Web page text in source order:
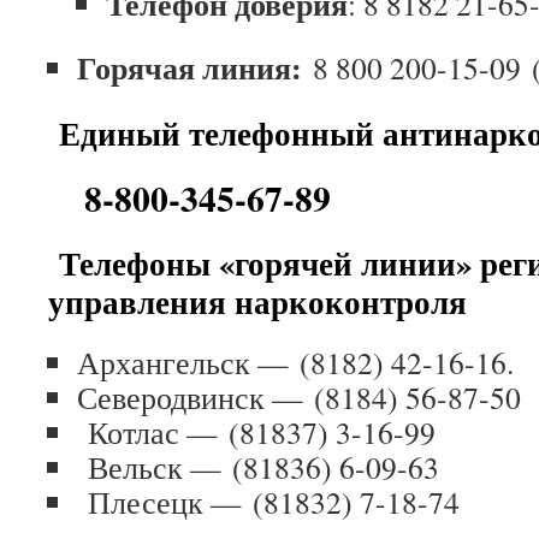
Горячая линия: 8 800 200-15-09
Единый телефонный
8-800-345-67-89
Телефоны «горячей линии»
управления наркоконтроля
Архангельск — (8182) 42-16-16.
Северодвинск — (8184) 56-87-50
Котлас — (81837) 3-16-99
Вельск — (81836) 6-09-63
Плесецк — (81832) 7-18-74